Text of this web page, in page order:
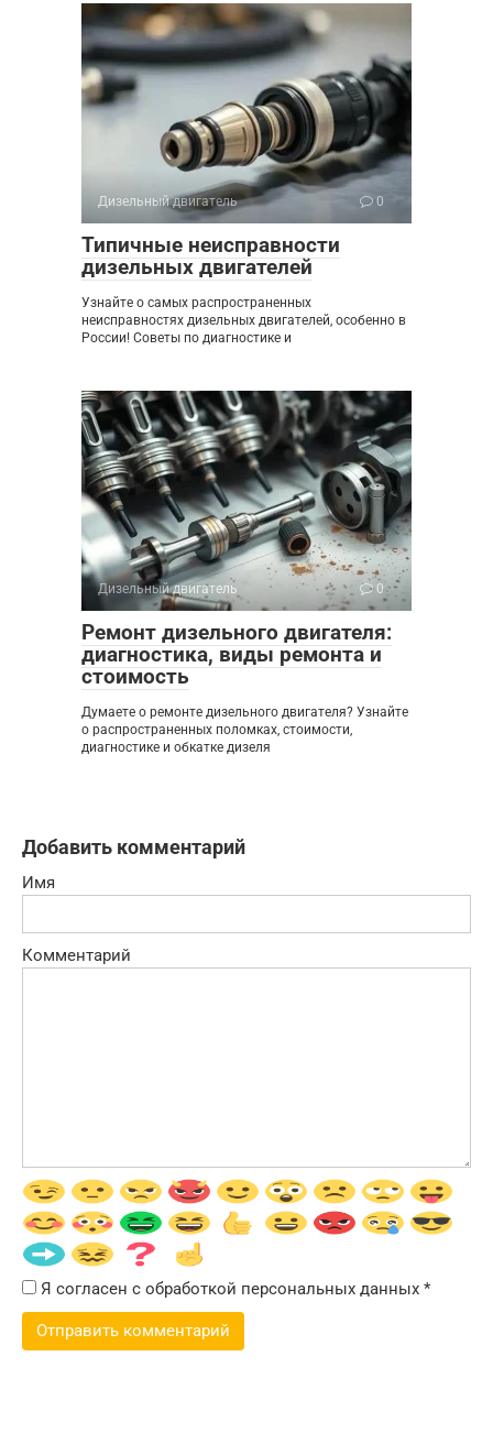
Дизельный двигатель 0
Типичные неисправности
дизельных двигателей
Узнайте о самых распространенных
неисправностях дизельных двигателей, особенно в
России! Советы по диагностике и
Дизельный двигатель 0
Ремонт дизельного двигателя:
диагностика, виды ремонта и
стоимость
Думаете о ремонте дизельного двигателя? Узнайте
о распространенных поломках, стоимости,
диагностике и обкатке дизеля
Добавить комментарий
Имя
Комментарий
Я согласен с обработкой персональных данных *